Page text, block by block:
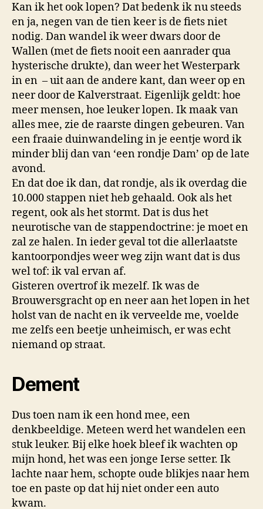
Kan ik het ook lopen? Dat bedenk ik nu steeds
en ja, negen van de tien keer is de fiets niet
nodig. Dan wandel ik weer dwars door de
Wallen (met de fiets nooit een aanrader qua
hysterische drukte), dan weer het Westerpark
in en – uit aan de andere kant, dan weer op en
neer door de Kalverstraat. Eigenlijk geldt: hoe
meer mensen, hoe leuker lopen. Ik maak van
alles mee, zie de raarste dingen gebeuren. Van
een fraaie duinwandeling in je eentje word ik
minder blij dan van ‘een rondje Dam’ op de late
avond.
En dat doe ik dan, dat rondje, als ik overdag die
10.000 stappen niet heb gehaald. Ook als het
regent, ook als het stormt. Dat is dus het
neurotische van de stappendoctrine: je moet en
zal ze halen. In ieder geval tot die allerlaatste
kantoorpondjes weer weg zijn want dat is dus
wel tof: ik val ervan af.
Gisteren overtrof ik mezelf. Ik was de
Brouwersgracht op en neer aan het lopen in het
holst van de nacht en ik verveelde me, voelde
me zelfs een beetje unheimisch, er was echt
niemand op straat.
Dement
Dus toen nam ik een hond mee, een
denkbeeldige. Meteen werd het wandelen een
stuk leuker. Bij elke hoek bleef ik wachten op
mijn hond, het was een jonge Ierse setter. Ik
lachte naar hem, schopte oude blikjes naar hem
toe en paste op dat hij niet onder een auto
kwam.